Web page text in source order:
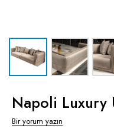
Napoli Luxury
Bir yorum yazın